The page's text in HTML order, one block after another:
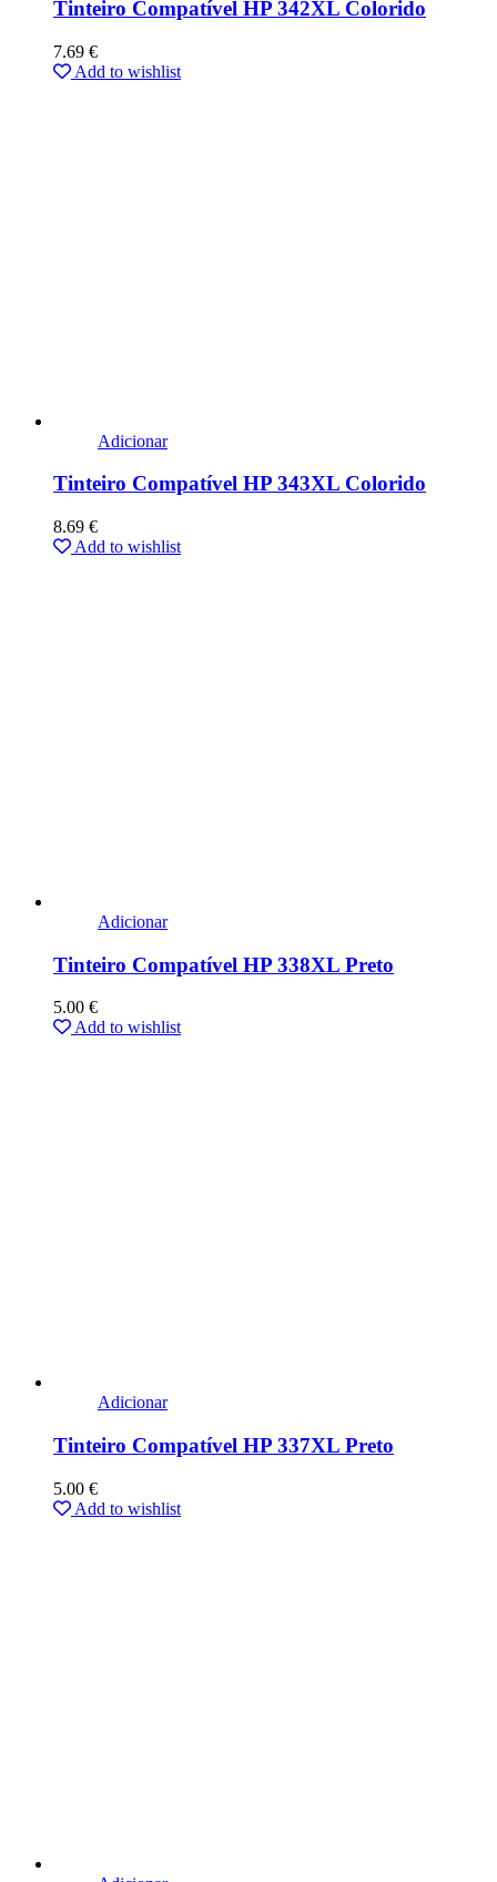
Tinteiro Compatível HP 342XL Colorido
7.69 €
Add to wishlist
Adicionar
Tinteiro Compatível HP 343XL Colorido
8.69 €
Add to wishlist
Adicionar
Tinteiro Compatível HP 338XL Preto
5.00 €
Add to wishlist
Adicionar
Tinteiro Compatível HP 337XL Preto
5.00 €
Add to wishlist